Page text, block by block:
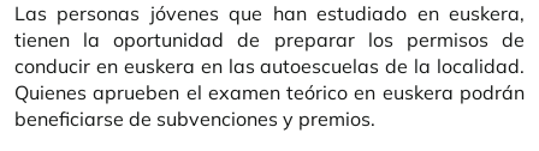
Las personas jóvenes que han estudiado en euskera,
tienen la oportunidad de preparar los permisos de
conducir en euskera en las autoescuelas de la localidad.
Quienes aprueben el examen teórico en euskera podrán
beneficiarse de subvenciones y premios.